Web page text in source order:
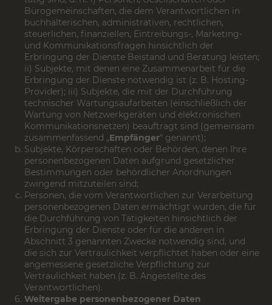
Bürogemeinschaften, die dem Verantwortlichen in
buchhalterischen, administrativen, rechtlichen,
steuerlichen, finanziellen, Eintreibungs-, Marketing-
und Kommunikationsfragen hinsichtlich der
Erbringung der Dienste Beistand und Beratung leisten;
ii) Subjekte, mit denen eine Zusammenarbeit für die
Erbringung der Dienste notwendig ist (z. B. Hosting-
Provider); iii) Subjekte, die mit der Durchführung
technischer Wartungsaufarbeiten (einschließlich der
Wartung von Netzwerkgeräten und elektronischen
Kommunikationsnetzen) beauftragt sind (gemeinsam
zusammenfassend „Empfänger“ genannt);
Subjekte, Körperschaften oder Behörden, denen Ihre
personenbezogenen Daten aufgrund gesetzlicher
Bestimmungen oder behördlicher Anordnungen
zwingend mitzuteilen sind;
Personen, die vom Verantwortlichen zur Verarbeitung
personenbezogenen Daten ermächtigt wurden, die für
die Durchführung von Tätigkeiten hinsichtlich der
Erbringung der Dienste oder für die anderen in
Abschnitt 3 genannten Zwecke notwendig sind, und
die sich zur Vertraulichkeit verpflichtet haben oder eine
angemessene gesetzliche Verpflichtung zur
Vertraulichkeit haben (z. B. Angestellte des
Verantwortlichen).
Weitergabe personenbezogener Daten